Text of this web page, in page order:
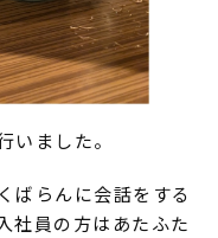
いました。
ばらんに会話をする
社員の方はあたふた